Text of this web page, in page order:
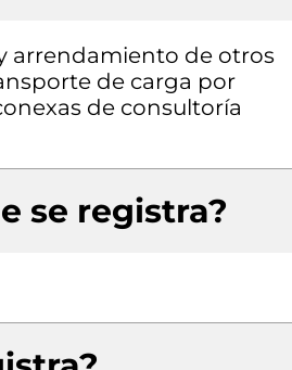
arrendamiento de otros
de carga por
de consultoría
se registra?